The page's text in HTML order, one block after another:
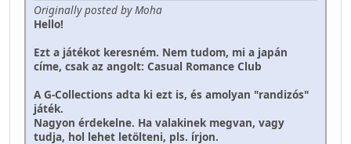
Originally posted by Moha
Hello!
Ezt a játékot keresném. Nem tudom, mi a japán
címe, csak az angolt: Casual Romance Club
A G-Collections adta ki ezt is, és amolyan "randizós"
játék.
Nagyon érdekelne. Ha valakinek megvan, vagy
tudja, hol lehet letölteni, pls. írjon.